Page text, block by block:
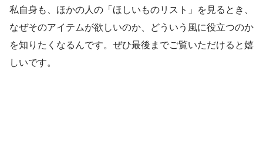
私自身も、ほかの人の「ほしいものリスト」を見るとき、
なぜそのアイテムが欲しいのか、どういう風に役立つのか
を知りたくなるんです。ぜひ最後までご覧いただけると嬉
しいです。